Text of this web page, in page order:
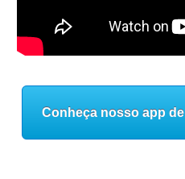
Conheça nosso app